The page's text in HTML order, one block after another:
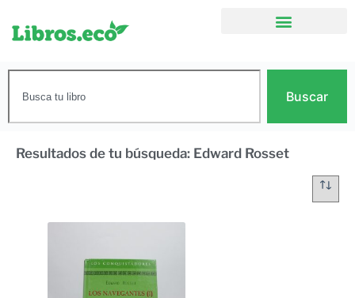
Buscar
Resultados de tu búsqueda: Edward Rosset